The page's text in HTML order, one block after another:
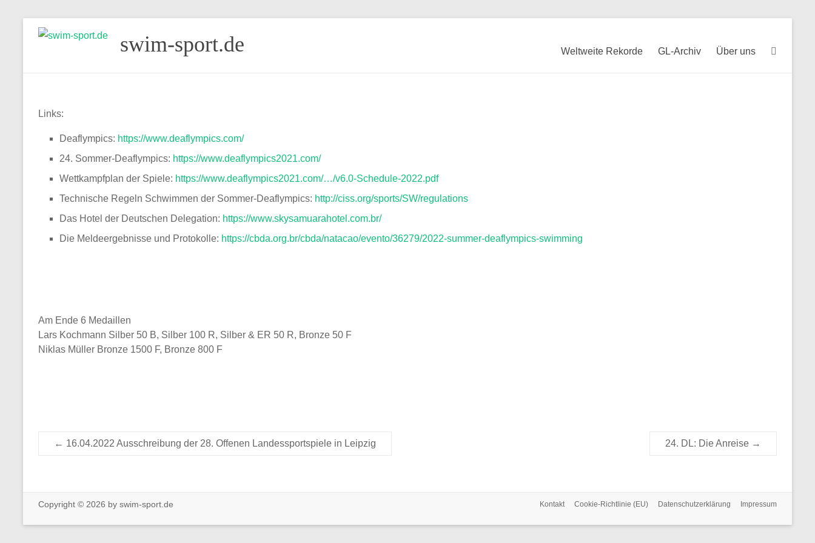
Skip
swim-sport.de Weltweite Rekorde GL-Archiv Über uns
Links:
Deaflympics: https://www.deaflympics.com/
24. Sommer-Deaflympics: https://www.deaflympics2021.com/
Wettkampfplan der Spiele: https://www.deaflympics2021.com/…/v6.0-Schedule-2022.pdf
Technische Regeln Schwimmen der Sommer-Deaflympics: http://ciss.org/sports/SW/regulations
Das Hotel der Deutschen Delegation: https://www.skysamuarahotel.com.br/
Die Meldeergebnisse und Protokolle: https://cbda.org.br/cbda/natacao/evento/36279/2022-summer-deaflympics-swimming
Am Ende 6 Medaillen
Lars Kochmann Silber 50 B, Silber 100 R, Silber & ER 50 R, Bronze 50 F
Niklas Müller Bronze 1500 F, Bronze 800 F
← 16.04.2022 Ausschreibung der 28. Offenen Landessportspiele in Leipzig 24. DL: Die Anreise →
Copyright © 2026 by swim-sport.de Kontakt Cookie-Richtlinie (EU) Datenschutzerklärung Impressum